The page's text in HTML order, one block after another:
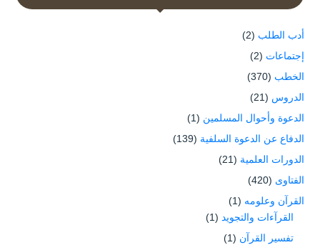
أدب الطلب (2)
إجتماعات (2)
الخطب (370)
الدروس (21)
الدعوة وأحوال المسلمين (1)
الدفاع عن الدعوة السلفية (139)
الدورات العلمية (21)
الفتاوى (420)
القرآن وعلومه (1)
القرآءات والتجويد (1)
تفسير القرآن (1)